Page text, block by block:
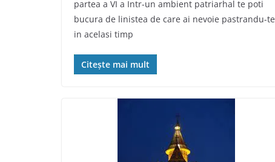
partea a VI a Intr-un ambient patriarhal te poti
bucura de linistea de care ai nevoie pastrandu-te
in acelasi timp
Citește mai mult